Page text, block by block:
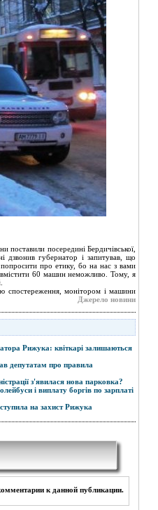
поставили посередині Бердичівської,
дзвонив губернатор і запитував, що
про етику, бо на нас з вами
вмістити 60 машин неможливо. Тому, я
спостереження, монітором і машини
Джерело новини
Рижука: квіткарі залишаються
депутатам про правила
з'явилася нова парковка?
і виплату боргів по зарплаті
на захист Рижука
к данной публикации.